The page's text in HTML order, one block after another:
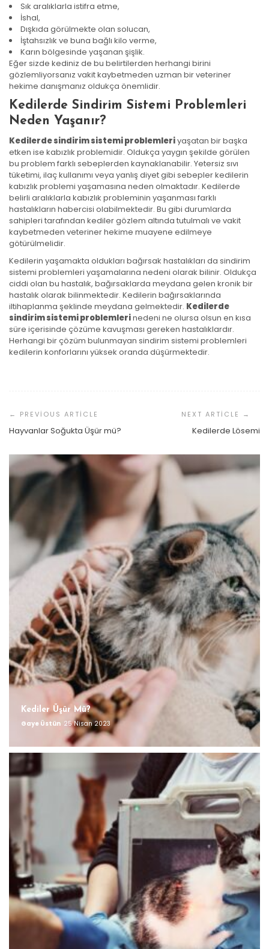
Sık aralıklarla istifra etme,
İshal,
Dışkıda görülmekte olan solucan,
İştahsızlık ve buna bağlı kilo verme,
Karın bölgesinde yaşanan şişlik.
Eğer sizde kediniz de bu belirtilerden herhangi birini
gözlemliyorsanız vakit kaybetmeden uzman bir veteriner
hekime danışmanız oldukça önemlidir.
Kedilerde Sindirim Sistemi Problemleri
Neden Yaşanır?
Kedilerde sindirim sistemi problemleriyaşatan bir başka
etken ise kabızlık problemidir. Oldukça yaygın şekilde görülen
bu problem farklı sebeplerden kaynaklanabilir. Yetersiz sıvı
tüketimi, ilaç kullanımı veya yanlış diyet gibi sebepler kedilerin
kabızlık problemi yaşamasına neden olmaktadır. Kedilerde
belirli aralıklarla kabızlık probleminin yaşanması farklı
hastalıkların habercisi olabilmektedir. Bu gibi durumlarda
sahipleri tarafından kediler gözlem altında tutulmalı ve vakit
kaybetmeden veteriner hekime muayene edilmeye
götürülmelidir.
Kedilerin yaşamakta oldukları bağırsak hastalıkları da sindirim
sistemi problemleri yaşamalarına nedeni olarak bilinir. Oldukça
ciddi olan bu hastalık, bağırsaklarda meydana gelen kronik bir
hastalık olarak bilinmektedir. Kedilerin bağırsaklarında
iltihaplanma şeklinde meydana gelmektedir. Kedilerde
sindirim sistemi problemlerinedeni ne olursa olsun en kısa
süre içerisinde çözüme kavuşması gereken hastalıklardır.
Herhangi bir çözüm bulunmayan sindirim sistemi problemleri
kedilerin konforlarını yüksek oranda düşürmektedir.
Dolaşımı
Hayvanlar Soğukta Üşür mü? Kedilerde Lösemi
Kediler Üşür Mü?
Gaye Üstün 25 Nisan 2023